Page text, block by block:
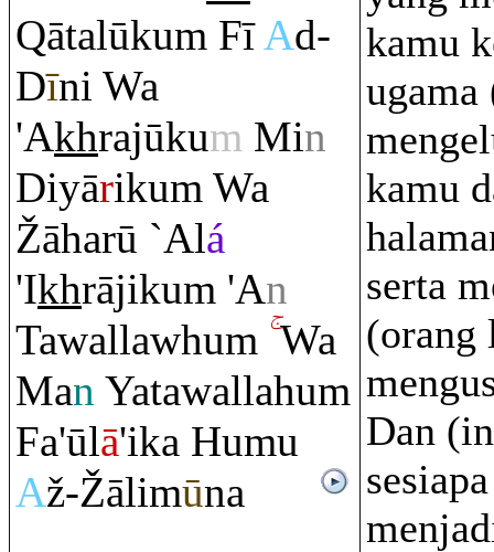
Qātalūkum FīAd-
Dīni Wa
'Akhrajūkum Min
Diyārikum Wa
Žāharū `Alá
'Ikhrājikum 'An
Tawallawhum Wa
Man Yatawallahum
Fa'ūlā'ika Humu
Až-Žālimūna
kamu
ugama
kamu
serta
(orang
Dan